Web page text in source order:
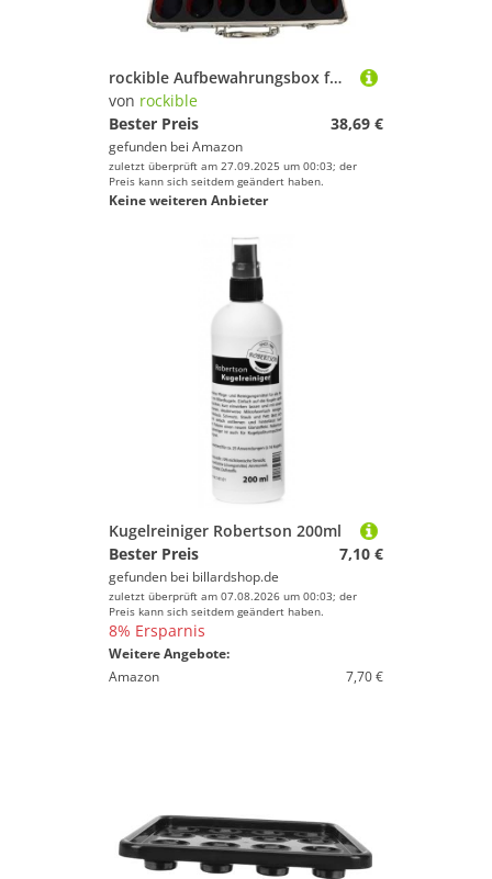
rockible Aufbewahrungsbox für Billardkugeln, Halter für 22 Kugeln, Koffer für Snookerkugeln, Tragetasche für Billardtische für unterwegs
von rockible
Bester Preis
38,69 €
gefunden bei Amazon
zuletzt überprüft am 27.09.2025 um 00:03; der
Preis kann sich seitdem geändert haben.
Keine weiteren Anbieter
Kugelreiniger Robertson 200ml
Bester Preis
7,10 €
gefunden bei billardshop.de
zuletzt überprüft am 07.08.2026 um 00:03; der
Preis kann sich seitdem geändert haben.
8% Ersparnis
Weitere Angebote:
Amazon
7,70 €